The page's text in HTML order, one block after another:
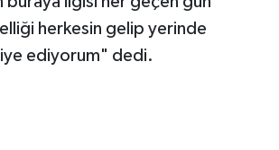
herkesin gelip yerinde
ediyorum" dedi.